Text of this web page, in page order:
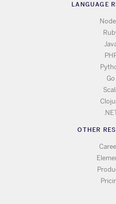
LANGUAGE
Go
OTHER